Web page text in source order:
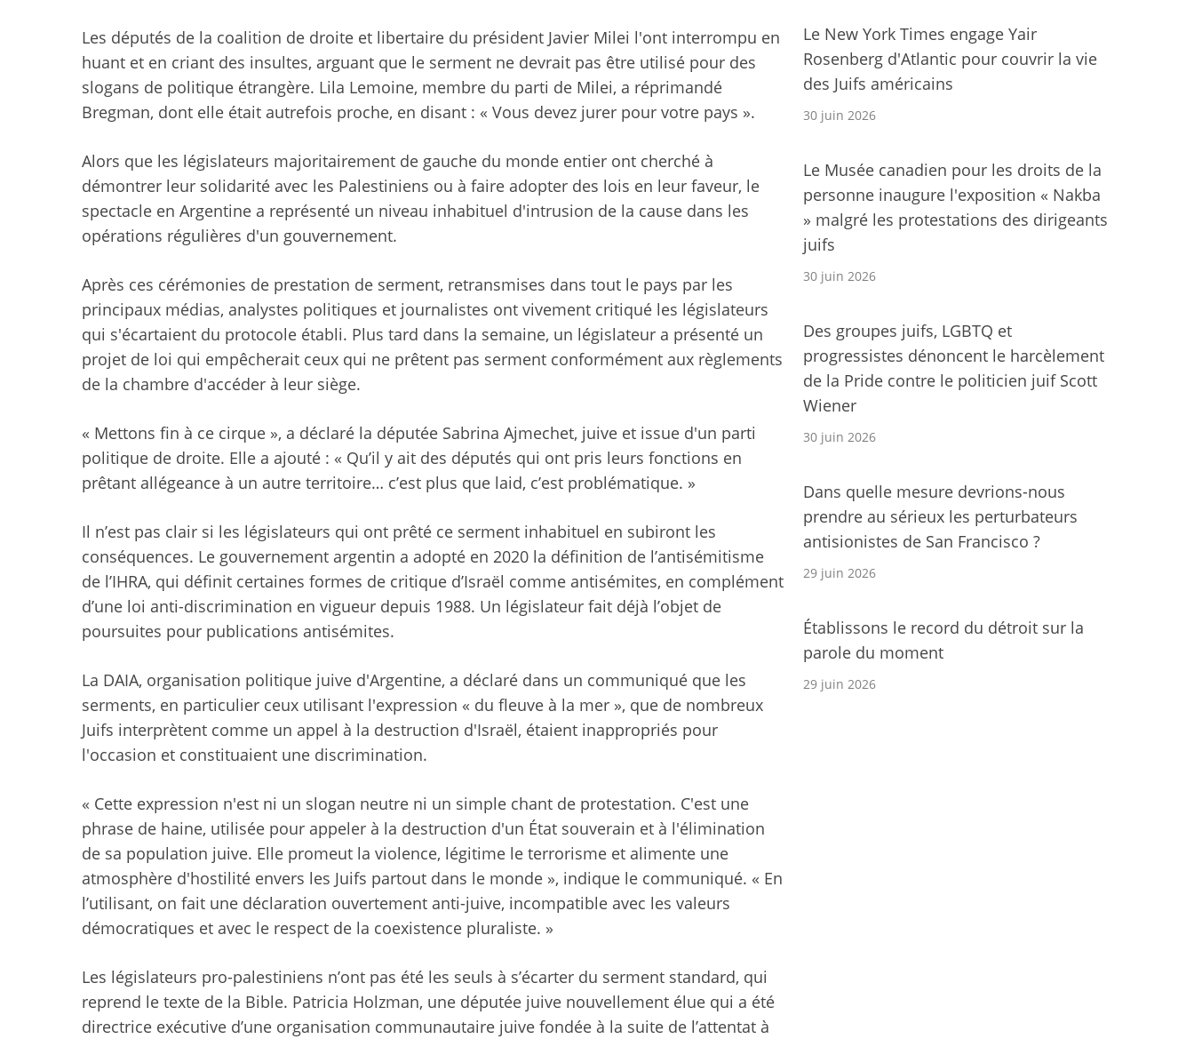
Les députés de la coalition de droite et libertaire du président Javier Milei l'ont interrompu en
huant et en criant des insultes, arguant que le serment ne devrait pas être utilisé pour des
slogans de politique étrangère. Lila Lemoine, membre du parti de Milei, a réprimandé
Bregman, dont elle était autrefois proche, en disant : « Vous devez jurer pour votre pays ».
Alors que les législateurs majoritairement de gauche du monde entier ont cherché à
démontrer leur solidarité avec les Palestiniens ou à faire adopter des lois en leur faveur, le
spectacle en Argentine a représenté un niveau inhabituel d'intrusion de la cause dans les
opérations régulières d'un gouvernement.
Après ces cérémonies de prestation de serment, retransmises dans tout le pays par les
principaux médias, analystes politiques et journalistes ont vivement critiqué les législateurs
qui s'écartaient du protocole établi. Plus tard dans la semaine, un législateur a présenté un
projet de loi qui empêcherait ceux qui ne prêtent pas serment conformément aux règlements
de la chambre d'accéder à leur siège.
« Mettons fin à ce cirque », a déclaré la députée Sabrina Ajmechet, juive et issue d'un parti
politique de droite. Elle a ajouté : « Qu’il y ait des députés qui ont pris leurs fonctions en
prêtant allégeance à un autre territoire… c’est plus que laid, c’est problématique. »
Il n’est pas clair si les législateurs qui ont prêté ce serment inhabituel en subiront les
conséquences. Le gouvernement argentin a adopté en 2020 la définition de l’antisémitisme
de l’IHRA, qui définit certaines formes de critique d’Israël comme antisémites, en complément
d’une loi anti-discrimination en vigueur depuis 1988. Un législateur fait déjà l’objet de
poursuites pour publications antisémites.
La DAIA, organisation politique juive d'Argentine, a déclaré dans un communiqué que les
serments, en particulier ceux utilisant l'expression « du fleuve à la mer », que de nombreux
Juifs interprètent comme un appel à la destruction d'Israël, étaient inappropriés pour
l'occasion et constituaient une discrimination.
« Cette expression n'est ni un slogan neutre ni un simple chant de protestation. C'est une
phrase de haine, utilisée pour appeler à la destruction d'un État souverain et à l'élimination
de sa population juive. Elle promeut la violence, légitime le terrorisme et alimente une
atmosphère d'hostilité envers les Juifs partout dans le monde », indique le communiqué. « En
l’utilisant, on fait une déclaration ouvertement anti-juive, incompatible avec les valeurs
démocratiques et avec le respect de la coexistence pluraliste. »
Les législateurs pro-palestiniens n’ont pas été les seuls à s’écarter du serment standard, qui
reprend le texte de la Bible. Patricia Holzman, une députée juive nouvellement élue qui a été
directrice exécutive d’une organisation communautaire juive fondée à la suite de l’attentat à
Le New York Times engage Yair
Rosenberg d'Atlantic pour couvrir la vie
des Juifs américains
30 juin 2026
Le Musée canadien pour les droits de la
personne inaugure l'exposition « Nakba
» malgré les protestations des dirigeants
juifs
30 juin 2026
Des groupes juifs, LGBTQ et
progressistes dénoncent le harcèlement
de la Pride contre le politicien juif Scott
Wiener
30 juin 2026
Dans quelle mesure devrions-nous
prendre au sérieux les perturbateurs
antisionistes de San Francisco ?
29 juin 2026
Établissons le record du détroit sur la
parole du moment
29 juin 2026